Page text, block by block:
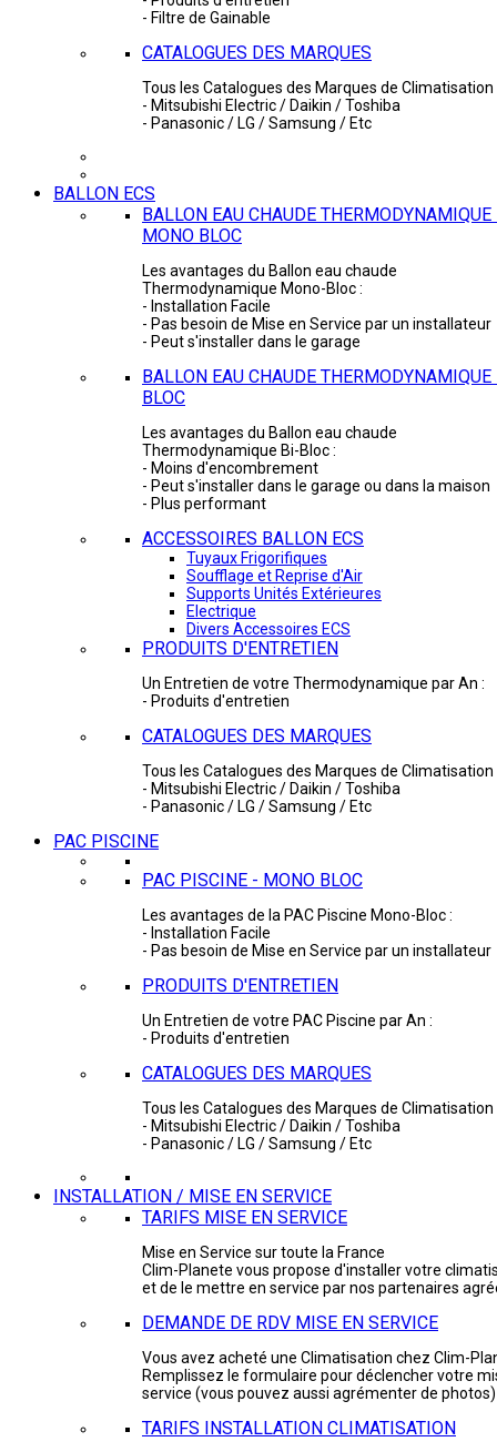
- Filtre de Gainable
CATALOGUES DES MARQUES
Tous les Catalogues des Marques de Climatisation
- Mitsubishi Electric / Daikin / Toshiba
- Panasonic / LG / Samsung / Etc
BALLON ECS
BALLON EAU CHAUDE THERMODYNAMIQUE
MONO BLOC
Les avantages du Ballon eau chaude
Thermodynamique Mono-Bloc :
- Installation Facile
- Pas besoin de Mise en Service par un installateur
- Peut s'installer dans le garage
BALLON EAU CHAUDE
BLOC
Les avantages du Ballon eau chaude
Thermodynamique Bi-Bloc :
- Moins d'encombrement
- Peut s'installer dans le garage ou dans la maison
- Plus performant
ACCESSOIRES BALLON ECS
Tuyaux Frigorifiques
Soufflage et Reprise d'Air
Supports Unités Extérieures
Electrique
Divers Accessoires ECS
PRODUITS D'ENTRETIEN
Un Entretien de votre Thermodynamique par An :
- Produits d'entretien
CATALOGUES DES MARQUES
Tous les Catalogues des Marques de Climatisation
- Mitsubishi Electric / Daikin / Toshiba
- Panasonic / LG / Samsung / Etc
PAC PISCINE
PAC PISCINE - MONO BLOC
Les avantages de la PAC Piscine Mono-Bloc :
- Installation Facile
- Pas besoin de Mise en Service par un installateur
PRODUITS D'ENTRETIEN
Un Entretien de votre PAC Piscine par An :
- Produits d'entretien
CATALOGUES DES MARQUES
Tous les Catalogues des Marques de Climatisation
- Mitsubishi Electric / Daikin / Toshiba
- Panasonic / LG / Samsung / Etc
INSTALLATION / MISE EN SERVICE
TARIFS MISE EN SERVICE
Mise en Service sur toute la France
Clim-Planete vous propose d'installer votre
et de le mettre en service par nos partenaires
DEMANDE DE RDV MISE EN SERVICE
Vous avez acheté une Climatisation chez Clim-
Remplissez le formulaire pour déclencher votre
service (vous pouvez aussi agrémenter de photos)
TARIFS INSTALLATION CLIMATISATION